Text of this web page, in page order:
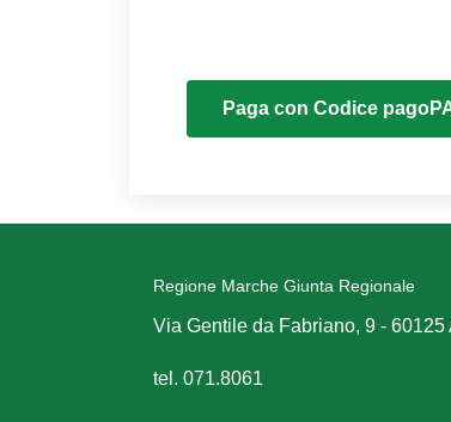
Paga con Codice
Regione Marche Giunta Regionale
Via Gentile da Fabriano, 9 - 60125
tel. 071.8061